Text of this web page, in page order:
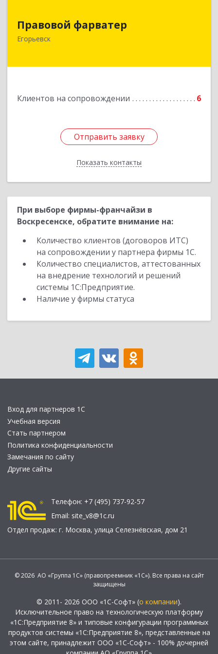
Правовой фарватер
Егорьевск
Клиентов на сопровождении 6
Отправить заявку
Показать контакты
Отправить заявку
Назад
При выборе фирмы-франчайзи в
Воскресенске, обратите внимание на:
Количество клиентов (договоров ИТС)
на сопровождении у партнера фирмы 1С.
Количество специалистов, аттестованных
на внедрение технологий и решений
системы 1С:Предприятие.
Наличие у фирмы статуса
Вход для партнеров 1С
Учебная версия
Стать партнером
Политика конфиденциальности
Замечания по сайту
Другие сайты
Телефон: +7 (495) 737-92-57
Email: site_v8@1c.ru
Отдел продаж: г. Москва, улица Селезнёвская, дом 21
© 2026 АО «Группа 1С» (правопреемник «1С»). Все права на сайт
защищены
© 2011- 2026 ООО «1С-Софт» (о компании).
Исключительное право на технологическую платформу
«1С:Предприятие 8» и типовые конфигурации программных
продуктов системы «1С:Предприятие 8», представленные на
этом сайте, принадлежит ООО «1С-Софт» - 100% дочерней